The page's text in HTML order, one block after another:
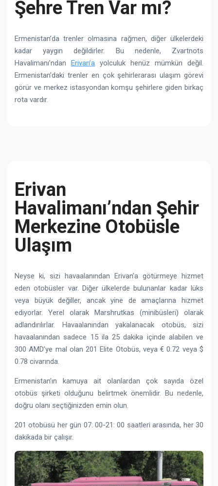
Şehre Tren Var mı?
Ermenistan’da trenler olmasına rağmen, diğer ülkelerdeki
kadar yaygın değildirler. Bu nedenle, Zvartnots
Havalimanı’ndan Erivan’a yolculuk henüz mümkün değil.
Ermenistan’daki trenler en çok şehirlerarası ulaşım görevi
görür ve merkez istasyondan komşu şehirlere giden birkaç
rota vardır.
Erivan
Havalimanı’ndan Şehir
Merkezine Otobüsle
Ulaşım
Neyse ki, sizi havaalanından Erivan’a götürmeye hizmet
eden otobüsler var. Diğer ülkelerde bulunanlar kadar lüks
veya büyük değiller, ancak yine de amaçlarına hizmet
ediyorlar. Yerel olarak Marshrutkas (minibüsleri) olarak
adlandırılırlar. Havaalanından yakalanacak otobüs, sizi
havaalanından sadece 15 ila 25 dakika içinde alabilen ve
300 AMD’ye mal olan 201 Elite Otobüs, veya € 0.72 veya $
0.78 civarında.
Ermenistan’ın kamuya ait olanlardan çok sayıda özel
otobüs şirketi olduğunu belirtmek önemlidir. Bu nedenle,
doğru olanı seçtiğinizden emin olun.
201 otobüsü her gün 07: 00-21: 00 saatleri arasında, her 30
dakikada bir çalışır.